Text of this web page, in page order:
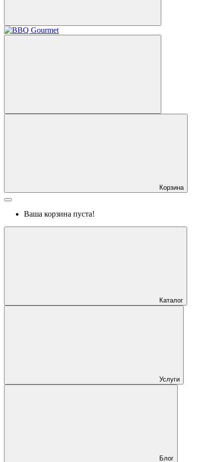
Корзина
Ваша корзина пуста!
Каталог
Услуги
Блог